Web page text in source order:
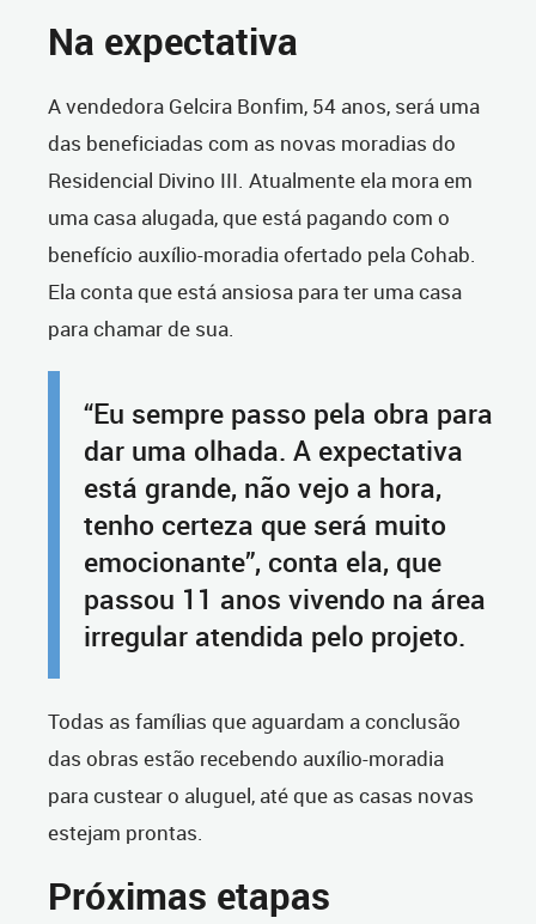
Na expectativa
A vendedora Gelcira Bonfim, 54 anos, será uma
das beneficiadas com as novas moradias do
Residencial Divino III. Atualmente ela mora em
uma casa alugada, que está pagando com o
benefício auxílio-moradia ofertado pela Cohab.
Ela conta que está ansiosa para ter uma casa
para chamar de sua.
“Eu sempre passo pela obra para
dar uma olhada. A expectativa
está grande, não vejo a hora,
tenho certeza que será muito
emocionante”, conta ela, que
passou 11 anos vivendo na área
irregular atendida pelo projeto.
Todas as famílias que aguardam a conclusão
das obras estão recebendo auxílio-moradia
para custear o aluguel, até que as casas novas
estejam prontas.
Próximas etapas